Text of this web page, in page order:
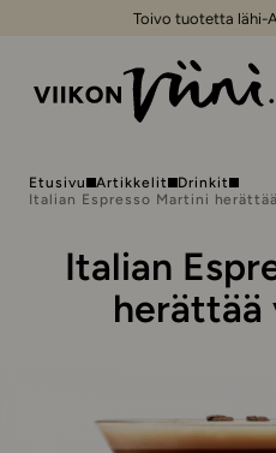
Toivo tuotetta lähi-
Etusivu Artikkelit
Drinkit
Italian Espresso Martini
Italian
herättää